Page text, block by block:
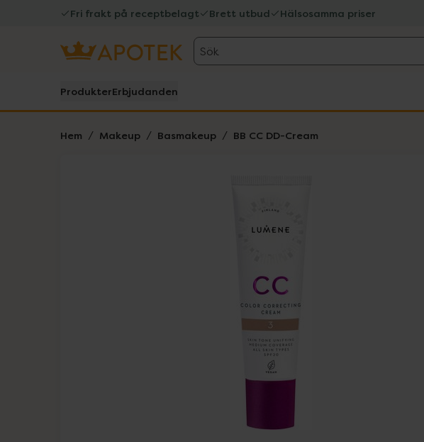
Fri frakt på receptbelagt Brett utbud Hälsosamma priser
Sök
ProdukterErbjudanden
Hem Makeup Basmakeup BB CC DD-Cream